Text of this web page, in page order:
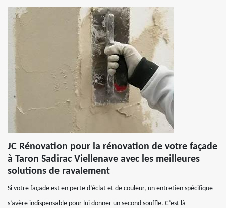
JC Rénovation pour la rénovation de votre façade
à Taron Sadirac Viellenave avec les meilleures
solutions de ravalement
Si votre façade est en perte d’éclat et de couleur, un entretien spécifique
s’avère indispensable pour lui donner un second souffle. C’est là